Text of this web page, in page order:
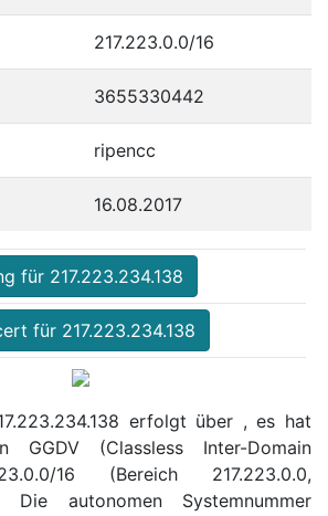
217.223.0.0/16
3655330442
ripencc
16.08.2017
für 217.223.234.138
für 217.223.234.138
erfolgt über , es hat
GGDV (Classless Inter-Domain
16 (Bereich 217.223.0.0,
Die autonomen Systemnummer